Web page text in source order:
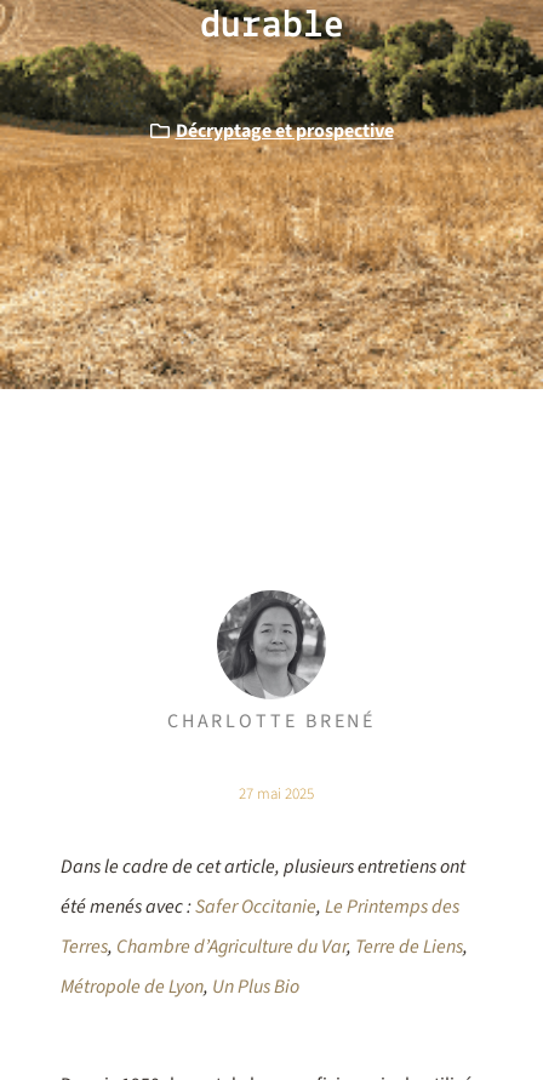
durable
Décryptage et prospective
CHARLOTTE BRENÉ
27 mai 2025
Dans le cadre de cet article, plusieurs entretiens ont
été menés avec :Safer Occitanie,Le Printemps des
Terres, Chambre d’Agriculture du Var, Terre de Liens,
Métropole de Lyon, Un Plus Bio